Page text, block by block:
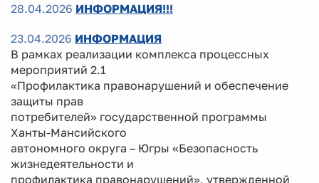
28.04.2026 ИНФОРМАЦИЯ!!!
23.04.2026 ИНФОРМАЦИЯ
В рамках реализации комплекса процессных
мероприятий 2.1
«Профилактика правонарушений и обеспечение
защиты прав
потребителей» государственной программы
Ханты-Мансийского
автономного округа – Югры «Безопасность
жизнедеятельности и
профилактика правонарушений», утвержденной